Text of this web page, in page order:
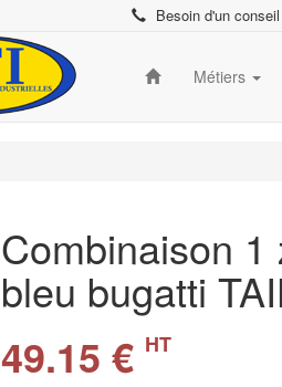
Besoin d'un
Métiers
Combinaison
bleu bugatti
49.15 € HT